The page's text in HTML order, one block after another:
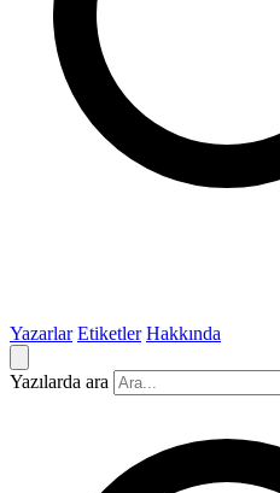
Yazarlar Etiketler Hakkında
Yazılarda ara